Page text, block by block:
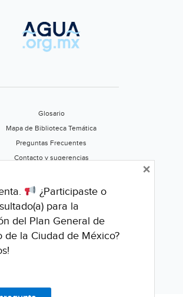
Glosario
Mapa de Biblioteca Temática
Preguntas Frecuentes
Contacto y sugerencias
Califica este portal
¿Participaste o
para la
del Plan General de
de la Ciudad de México?
×